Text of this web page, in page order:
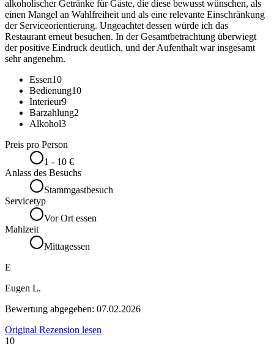
alkoholischer Getränke für Gäste, die diese bewusst wünschen, als
einen Mangel an Wahlfreiheit und als eine relevante Einschränkung
der Serviceorientierung. Ungeachtet dessen würde ich das
Restaurant erneut besuchen. In der Gesamtbetrachtung überwiegt
der positive Eindruck deutlich, und der Aufenthalt war insgesamt
sehr angenehm.
Essen10
Bedienung10
Interieur9
Barzahlung2
Alkohol3
Preis pro Person
1 - 10 €
Anlass des Besuchs
Stammgastbesuch
Servicetyp
Vor Ort essen
Mahlzeit
Mittagessen
E
Eugen L.
Bewertung abgegeben: 07.02.2026
Original Rezension lesen
10